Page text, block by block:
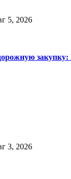
5, 2026
3, 2026